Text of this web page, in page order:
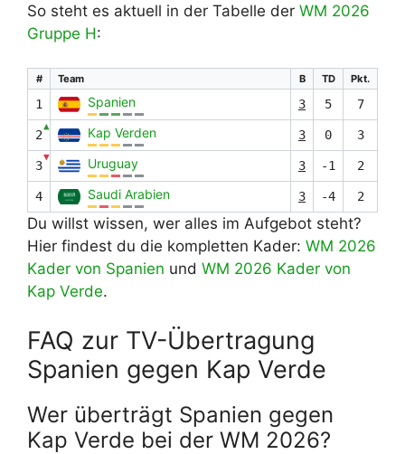
So steht es aktuell in der Tabelle der WM 2026
Gruppe H:
# Team B TD Pkt.
1 Spanien 3 5 7
2
▲ Kap Verden 3 0 3
3
▼ Uruguay 3 -1 2
4 Saudi Arabien 3 -4 2
Du willst wissen, wer alles im Aufgebot steht?
Hier findest du die kompletten Kader: WM 2026
Kader von Spanien und WM 2026 Kader von
Kap Verde.
FAQ zur TV-Übertragung
Spanien gegen Kap Verde
Wer überträgt Spanien gegen
Kap Verde bei der WM 2026?